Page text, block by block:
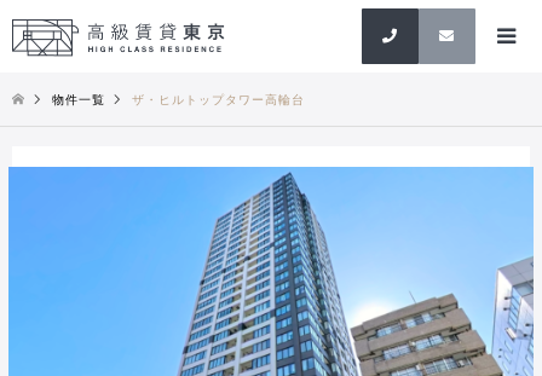
検索
物件一覧 ザ・ヒルトップタワー高輪台